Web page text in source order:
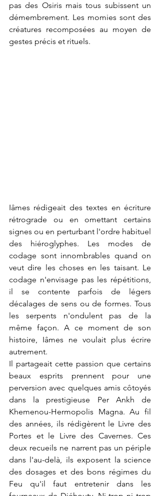
pas des Osiris mais tous subissent un
démembrement. Les momies sont des
créatures recomposées au moyen de
gestes précis et rituels.
Iâmes rédigeait des textes en écriture
rétrograde ou en omettant certains
signes ou en perturbant l'ordre habituel
des hiéroglyphes. Les modes de
codage sont innombrables quand on
veut dire les choses en les taisant. Le
codage n'envisage pas les répétitions,
il se contente parfois de légers
décalages de sens ou de formes. Tous
les serpents n'ondulent pas de la
même façon. A ce moment de son
histoire, Iâmes ne voulait plus écrire
autrement.
Il partageait cette passion que certains
beaux esprits prennent pour une
perversion avec quelques amis côtoyés
dans la prestigieuse Per Ankh de
Khemenou-Hermopolis Magna. Au fil
des années, ils rédigèrent le Livre des
Portes et le Livre des Cavernes. Ces
deux recueils ne narrent pas un périple
dans l'au-delà, ils exposent la science
des dosages et des bons régimes du
Feu qu'il faut entretenir dans les